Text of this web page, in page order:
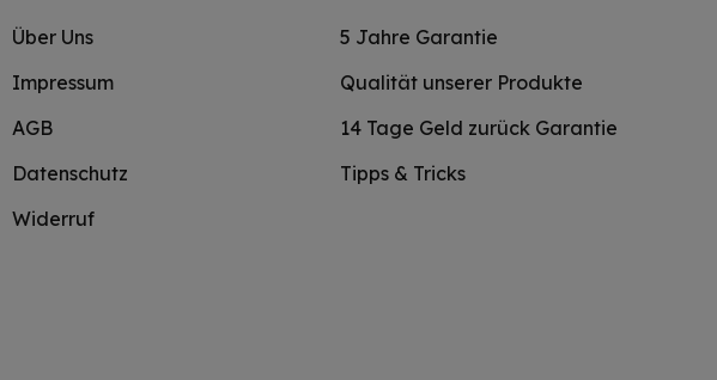
Über Uns
Impressum
AGB
Datenschutz
Widerruf
5 Jahre Garantie
Qualität unserer Produkte
14 Tage Geld zurück Garantie
Tipps & Tricks